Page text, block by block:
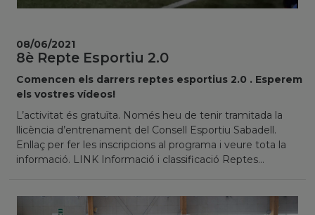
8è Repte Esportiu 2.0
Comencen els darrers reptes esportius 2.0 . Esperem
els vostres vídeos!
L’activitat és gratuïta. Només heu de tenir tramitada la
llicència d’entrenament del Consell Esportiu Sabadell.
Enllaç per fer les inscripcions al programa i veure tota la
informació. LINK Informació i classificació Reptes...
08/06/2021